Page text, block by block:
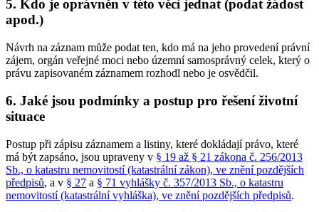
5. Kdo je oprávněn v této věci jednat (podat žádost
apod.)
Návrh na záznam může podat ten, kdo má na jeho provedení právní
zájem, orgán veřejné moci nebo územní samosprávný celek, který o
právu zapisovaném záznamem rozhodl nebo je osvědčil.
6. Jaké jsou podmínky a postup pro řešení životní
situace
Postup při zápisu záznamem a listiny, které dokládají právo, které
má být zapsáno, jsou upraveny v § 19 až § 21 zákona č. 256/2013
Sb., o katastru nemovitostí (katastrální zákon), ve znění pozdějších
předpisů, a v § 27 a § 71 vyhlášky č. 357/2013 Sb., o katastru
nemovitostí (katastrální vyhláška), ve znění pozdějších předpisů.